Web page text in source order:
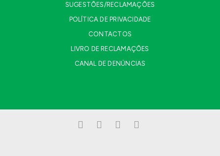
SUGESTÕES/RECLAMAÇÕES
POLÍTICA DE PRIVACIDADE
CONTACTOS
LIVRO DE RECLAMAÇÕES
CANAL DE DENÚNCIAS